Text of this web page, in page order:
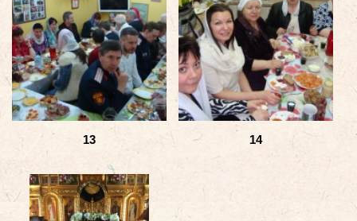
13 14